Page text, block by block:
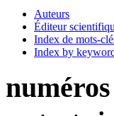
Auteurs
Éditeur
Index de mots-
Index by
numéros